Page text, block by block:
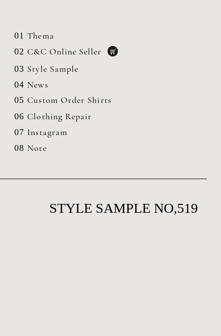
01 Thema
02 C&C Online Seller
03 Style Sample
04 News
05 Custom Order Shirts
06 Clothing Repair
07 Instagram
08 Note
STYLE SAMPLE NO,519